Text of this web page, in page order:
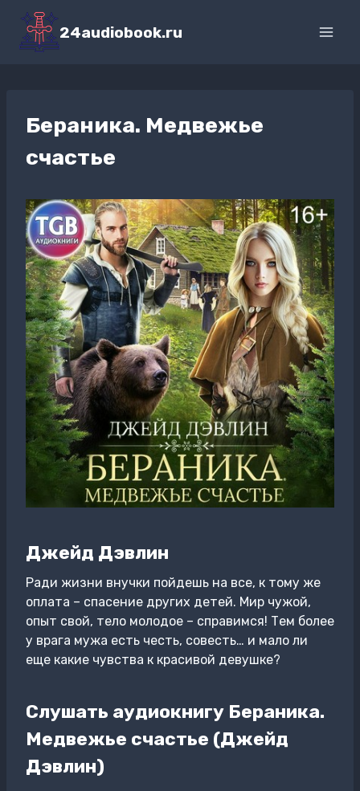
Перейти
содержимому
24audiobook.ru
Бераника. Медвежье
счастье
Джейд Дэвлин
Ради жизни внучки пойдешь на все, к тому же
оплата – спасение других детей. Мир чужой,
опыт свой, тело молодое – справимся! Тем более
у врага мужа есть честь, совесть… и мало ли
еще какие чувства к красивой девушке?
Слушать аудиокнигу Бераника.
Медвежье счастье (Джейд
Дэвлин)